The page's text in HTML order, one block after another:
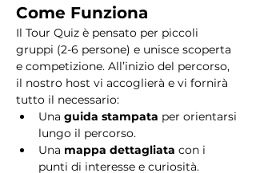
Come Funziona
Il Tour Quiz è pensato per piccoli
gruppi (2-6 persone) e unisce scoperta
e competizione. All’inizio del percorso,
il nostro host vi accoglierà e vi fornirà
tutto il necessario:
Una guida stampata per orientarsi
lungo il percorso.
Una mappa dettagliata con i
punti di interesse e curiosità.